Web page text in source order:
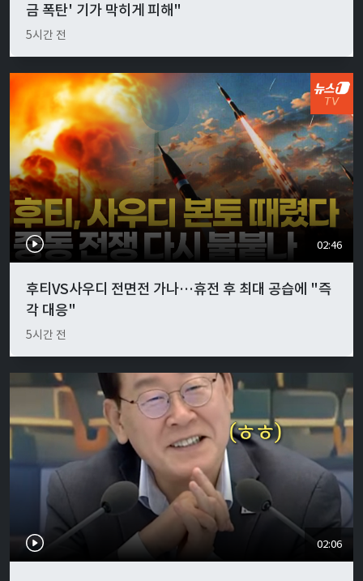
금 폭탄' 기가 막히게 피해"
5시간 전
02:46
후티VS사우디 전면전 가나…휴전 후 최대 공습에 "즉
각 대응"
5시간 전
02:06